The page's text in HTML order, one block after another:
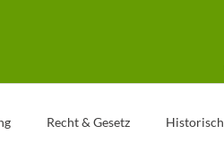
Recht & Gesetz